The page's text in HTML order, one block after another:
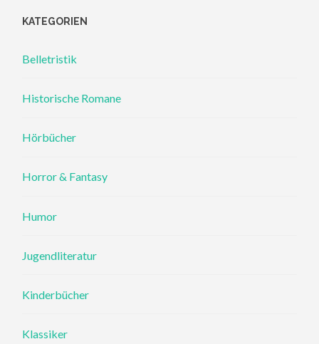
KATEGORIEN
Belletristik
Historische Romane
Hörbücher
Horror & Fantasy
Humor
Jugendliteratur
Kinderbücher
Klassiker